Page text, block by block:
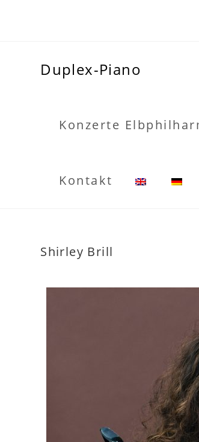
Duplex-Piano
Konzerte
Kontakt
Shirley Brill